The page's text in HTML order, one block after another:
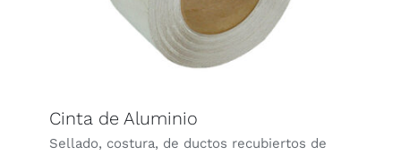
Cinta de Aluminio
Sellado, costura, de ductos recubiertos de